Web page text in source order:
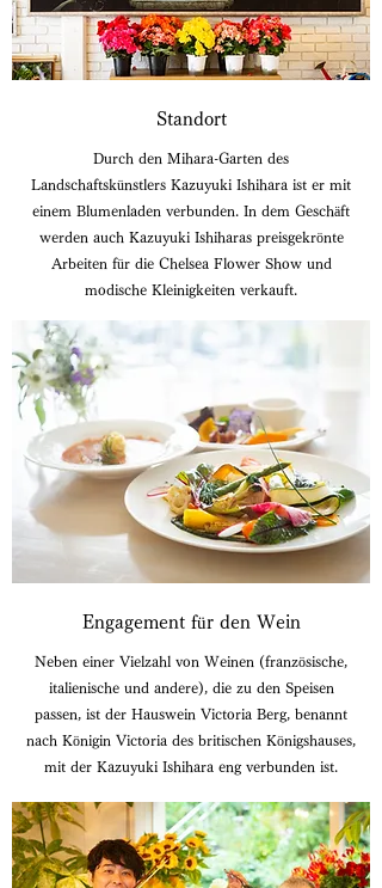
Standort
Durch den Mihara-Garten des
Landschaftskünstlers Kazuyuki Ishihara ist er mit
einem Blumenladen verbunden. In dem Geschäft
werden auch Kazuyuki Ishiharas preisgekrönte
Arbeiten für die Chelsea Flower Show und
modische Kleinigkeiten verkauft.
Engagement für den Wein
Neben einer Vielzahl von Weinen (französische,
italienische und andere), die zu den Speisen
passen, ist der Hauswein Victoria Berg, benannt
nach Königin Victoria des britischen Königshauses,
mit der Kazuyuki Ishihara eng verbunden ist.